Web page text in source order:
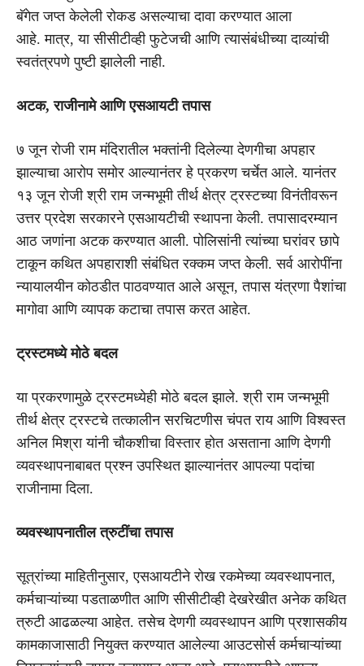
बॅगेत जप्त केलेली रोकड असल्याचा दावा करण्यात आला
आहे. मात्र, या सीसीटीव्ही फुटेजची आणि त्यासंबंधीच्या दाव्यांची
स्वतंत्रपणे पुष्टी झालेली नाही.
अटक, राजीनामे आणि एसआयटी तपास
७ जून रोजी राम मंदिरातील भक्तांनी दिलेल्या देणगीचा अपहार
झाल्याचा आरोप समोर आल्यानंतर हे प्रकरण चर्चेत आले. यानंतर
१३ जून रोजी श्री राम जन्मभूमी तीर्थ क्षेत्र ट्रस्टच्या विनंतीवरून
उत्तर प्रदेश सरकारने एसआयटीची स्थापना केली. तपासादरम्यान
आठ जणांना अटक करण्यात आली. पोलिसांनी त्यांच्या घरांवर छापे
टाकून कथित अपहाराशी संबंधित रक्कम जप्त केली. सर्व आरोपींना
न्यायालयीन कोठडीत पाठवण्यात आले असून, तपास यंत्रणा पैशांचा
मागोवा आणि व्यापक कटाचा तपास करत आहेत.
ट्रस्टमध्ये मोठे बदल
या प्रकरणामुळे ट्रस्टमध्येही मोठे बदल झाले. श्री राम जन्मभूमी
तीर्थ क्षेत्र ट्रस्टचे तत्कालीन सरचिटणीस चंपत राय आणि विश्वस्त
अनिल मिश्रा यांनी चौकशीचा विस्तार होत असताना आणि देणगी
व्यवस्थापनाबाबत प्रश्न उपस्थित झाल्यानंतर आपल्या पदांचा
राजीनामा दिला.
व्यवस्थापनातील त्रुटींचा तपास
सूत्रांच्या माहितीनुसार, एसआयटीने रोख रकमेच्या व्यवस्थापनात,
कर्मचाऱ्यांच्या पडताळणीत आणि सीसीटीव्ही देखरेखीत अनेक कथित
त्रुटी आढळल्या आहेत. तसेच देणगी व्यवस्थापन आणि प्रशासकीय
कामकाजासाठी नियुक्त करण्यात आलेल्या आउटसोर्स कर्मचाऱ्यांच्या